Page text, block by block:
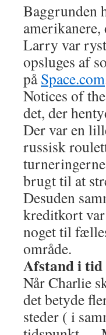
Baggrunden
amerikanere,
Larry var
opsluges af
påSpace.com
Notices of
det, der
Der var en
russisk
brugt til at
Desuden
kreditkort var
noget til
område.
Afstand i tid
Når Charlie
det betyde
steder ( i